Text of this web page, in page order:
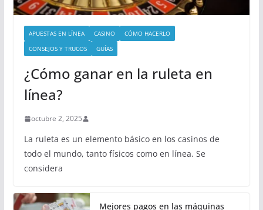
APUESTAS EN LÍNEA CASINO
CÓMO HACERLO
CONSEJOS Y TRUCOS
GUÍAS
¿Cómo ganar en la ruleta en
línea?
octubre 2, 2025
La ruleta es un elemento básico en los casinos de
todo el mundo, tanto físicos como en línea. Se
considera
Mejores pagos en las máquinas